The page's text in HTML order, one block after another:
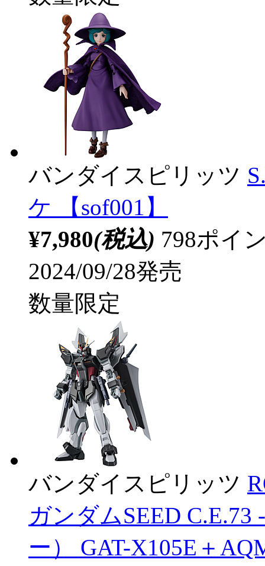
バンダイスピリッツ
ケ 【sof001】
¥7,980(税込) 798ポイ
2024/09/28発売
数量限定
バンダイスピリッツ
ガンダムSEED C.E.73
ー） GAT-X105E＋